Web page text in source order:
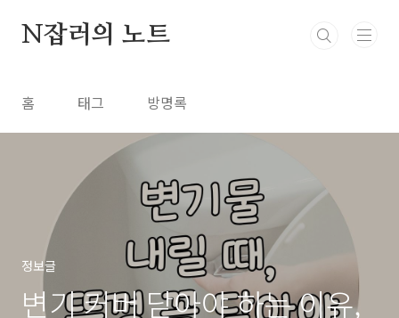
N잡러의 노트
홈 태그 방명록
정보글
변기 커버 닫아야 하는 이유,